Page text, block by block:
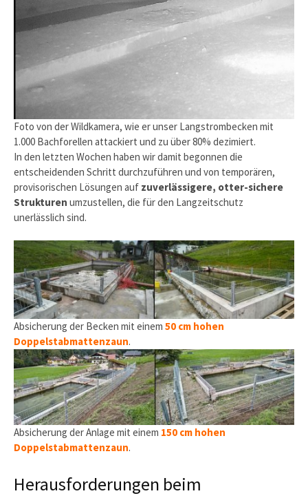
Foto von der Wildkamera, wie er unser Langstrombecken mit
1.000 Bachforellen attackiert und zu über 80% dezimiert.
In den letzten Wochen haben wir damit begonnen die
entscheidenden Schritt durchzuführen und von temporären,
provisorischen Lösungen auf zuverlässigere, otter-sichere
Strukturen umzustellen, die für den Langzeitschutz
unerlässlich sind.
Absicherung der Becken mit einem 50 cm hohen
Doppelstabmattenzaun.
Absicherung der Anlage mit einem 150 cm hohen
Doppelstabmattenzaun.
Herausforderungen beim